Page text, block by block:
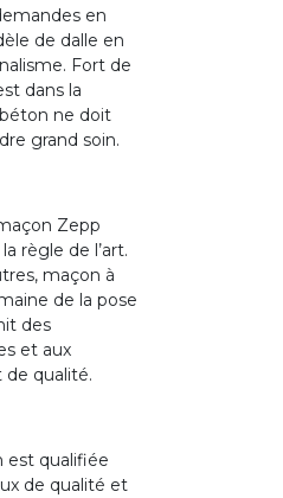
en
de dalle en
Fort de
dans la
ne doit
grand soin.
Zepp
règle de l’art.
maçon à
de la pose
des
et aux
qualité.
est qualifiée
de qualité et